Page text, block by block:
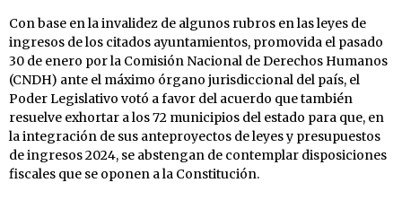
Con base en la invalidez de algunos rubros en las leyes de
ingresos de los citados ayuntamientos, promovida el pasado
30 de enero por la Comisión Nacional de Derechos Humanos
(CNDH) ante el máximo órgano jurisdiccional del país, el
Poder Legislativo votó a favor del acuerdo que también
resuelve exhortar a los 72 municipios del estado para que, en
la integración de sus anteproyectos de leyes y presupuestos
de ingresos 2024, se abstengan de contemplar disposiciones
fiscales que se oponen a la Constitución.